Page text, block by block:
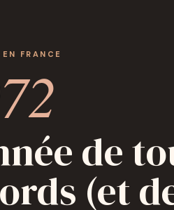
FRANCE
de
(et